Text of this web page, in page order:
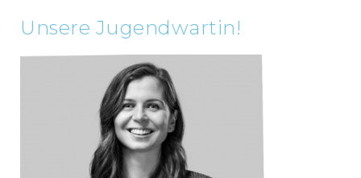
Unsere Jugendwartin!